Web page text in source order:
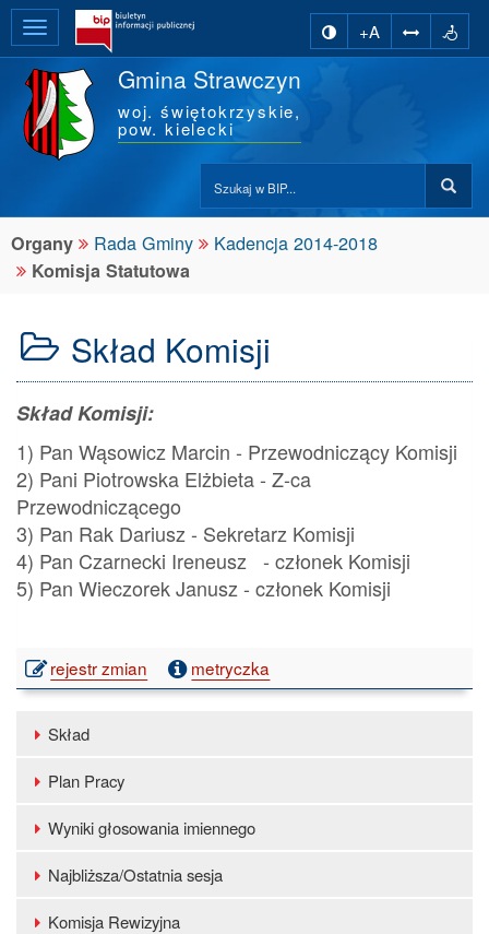
Wysuń
główną
nawigację
zmiana kontrastu
+A
Gmina Strawczyn
woj. świętokrzyskie,
pow. kielecki
Organy Rada Gminy Kadencja 2014-2018
Komisja Statutowa
Przeszukaj
stronę
BIP:
Skład Komisji
Skład Komisji:
1) Pan Wąsowicz Marcin - Przewodniczący Komisji
2) Pani Piotrowska Elżbieta - Z-ca
Przewodniczącego
3) Pan Rak Dariusz - Sekretarz Komisji
4) Pan Czarnecki Ireneusz - członek Komisji
5) Pan Wieczorek Janusz - członek Komisji
rejestr zmian publikacji:
Skład
metryczka
Dostępne
kategorie:
Skład
Plan Pracy
Wyniki głosowania imiennego
Najbliższa/Ostatnia sesja
Komisja Rewizyjna